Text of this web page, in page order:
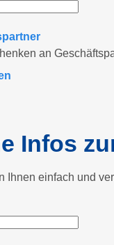
an
Infos
Ihnen einfach und